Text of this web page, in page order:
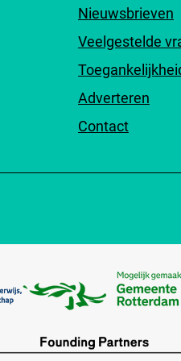
Nieuwsbrieven
Veelgestelde
Adverteren
Contact